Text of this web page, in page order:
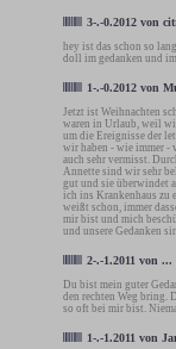
3-.-0.2012 von
hey ist das schon so
doll im gedanken und
1-.-0.2012 von
Jetzt ist Weihnachten
waren in Urlaub, weil
um die Ereignisse der
wir haben - wie immer -
auch sehr vermisst.
Annette sind wir sehr
gut und sie überwindet
ich ins Krankenhaus zu
weißt schon, immer
mir bist und mich
und unsere Gedanken
2-.-1.2011 von ...
Du bist mein guter
den rechten Weg bring.
so oft bei mir bist.
1-.-1.2011 von